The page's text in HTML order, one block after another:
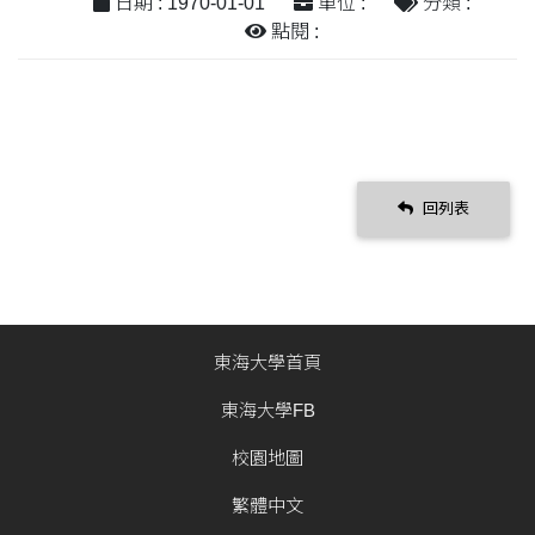
點閱 :
回列表
東海大學首頁
東海大學FB
校園地圖
繁體中文